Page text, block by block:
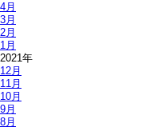
4月
3月
2月
1月
2021年
12月
11月
10月
9月
8月